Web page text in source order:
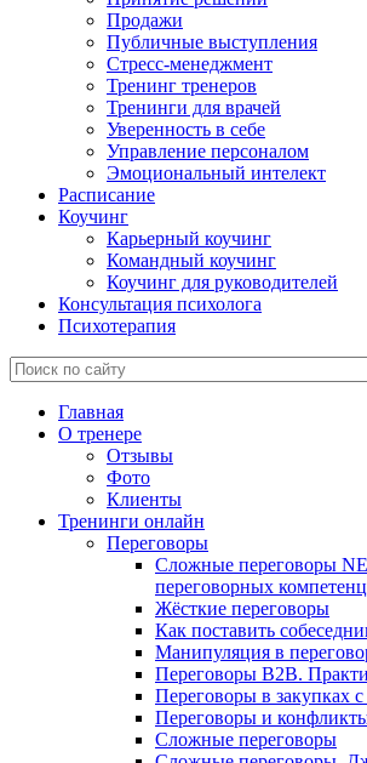
Продажи
Публичные выступления
Стресс-менеджмент
Тренинг тренеров
Тренинги для врачей
Уверенность в себе
Управление персоналом
Эмоциональный интелект
Расписание
Коучинг
Карьерный коучинг
Командный коучинг
Коучинг для руководителей
Консультация психолога
Психотерапия
Главная
О тренере
Отзывы
Фото
Клиенты
Тренинги онлайн
Переговоры
Сложные переговоры
переговорных
Жёсткие переговоры
Как поставить
Манипуляция в
Переговоры B2B.
Переговоры в закупках
Переговоры и
Сложные переговоры